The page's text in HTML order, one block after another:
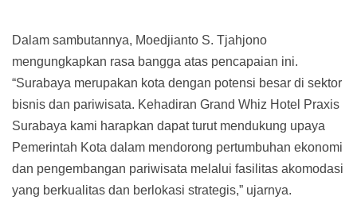
Dalam sambutannya, Moedjianto S. Tjahjono
mengungkapkan rasa bangga atas pencapaian ini.
“Surabaya merupakan kota dengan potensi besar di sektor
bisnis dan pariwisata. Kehadiran Grand Whiz Hotel Praxis
Surabaya kami harapkan dapat turut mendukung upaya
Pemerintah Kota dalam mendorong pertumbuhan ekonomi
dan pengembangan pariwisata melalui fasilitas akomodasi
yang berkualitas dan berlokasi strategis,” ujarnya.